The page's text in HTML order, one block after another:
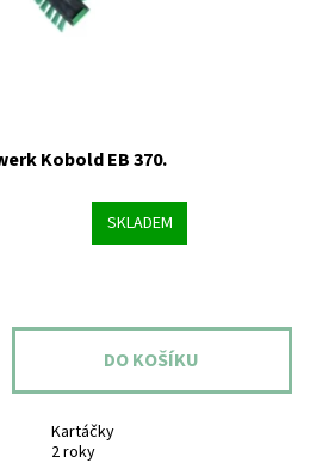
Kobold EB 370.
SKLADEM
Kartáčky
2 roky